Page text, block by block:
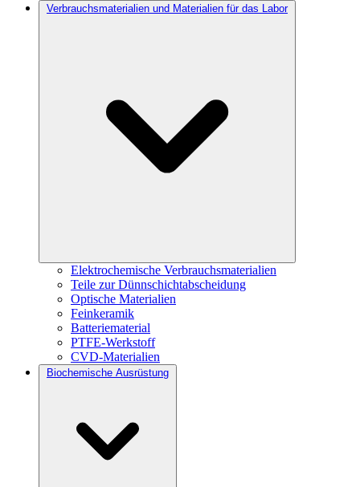
Verbrauchsmaterialien und Materialien für das Labor
Elektrochemische Verbrauchsmaterialien
Teile zur Dünnschichtabscheidung
Optische Materialien
Feinkeramik
Batteriematerial
PTFE-Werkstoff
CVD-Materialien
Biochemische Ausrüstung